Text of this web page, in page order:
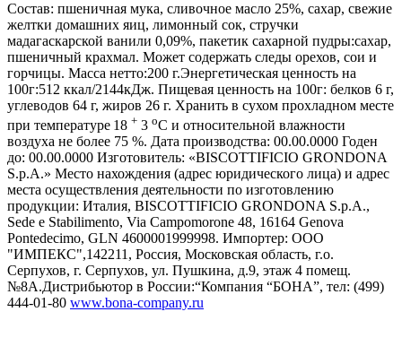
Состав: пшеничная мука, сливочное масло 25%, сахар, свежие
желтки домашних яиц, лимонный сок, стручки
мадагаскарской ванили 0,09%, пакетик сахарной пудры:сахар,
пшеничный крахмал. Может содержать следы орехов, сои и
горчицы. Масса нетто:200 г.Энергетическая ценность на
100г:512 ккал/2144кДж. Пищевая ценность на 100г: белков 6 г,
углеводов 64 г, жиров 26 г. Хранить в сухом прохладном месте
при температуре 18 + 3 оС и относительной влажности
воздуха не более 75 %. Дата производства: 00.00.0000 Годен
до: 00.00.0000 Изготовитель: «BISCOTTIFICIO GRONDONA
S.p.A.» Место нахождения (адрес юридического лица) и адрес
места осуществления деятельности по изготовлению
продукции: Италия, BISCOTTIFICIO GRONDONA S.p.A.,
Sede e Stabilimento, Via Campomorone 48, 16164 Genova
Pontedecimo, GLN 4600001999998. Импортер: ООО
"ИМПЕКС",142211, Россия, Московская область, г.о.
Серпухов, г. Серпухов, ул. Пушкина, д.9, этаж 4 помещ.
№8А.Дистрибьютор в России:“Компания “БОНА”, тел: (499)
444-01-80 www.bona-company.ru